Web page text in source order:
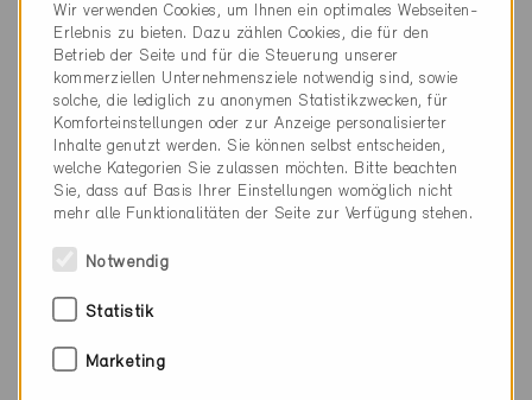
Gebäudehülle, Fassade, Dach / Fenster, Türen,
Sonnenschutz
1 Minergie Gebäude (1 Zertifikate)
Wir verwenden Cookies, um Ihnen ein optimales Webseiten-
Erlebnis zu bieten. Dazu zählen Cookies, die für den
Betrieb der Seite und für die Steuerung unserer
kommerziellen Unternehmensziele notwendig sind, sowie
solche, die lediglich zu anonymen Statistikzwecken, für
Komforteinstellungen oder zur Anzeige personalisierter
Inhalte genutzt werden. Sie können selbst entscheiden,
welche Kategorien Sie zulassen möchten. Bitte beachten
Sie, dass auf Basis Ihrer Einstellungen womöglich nicht
mehr alle Funktionalitäten der Seite zur Verfügung stehen.
Notwendig
Statistik
Marketing